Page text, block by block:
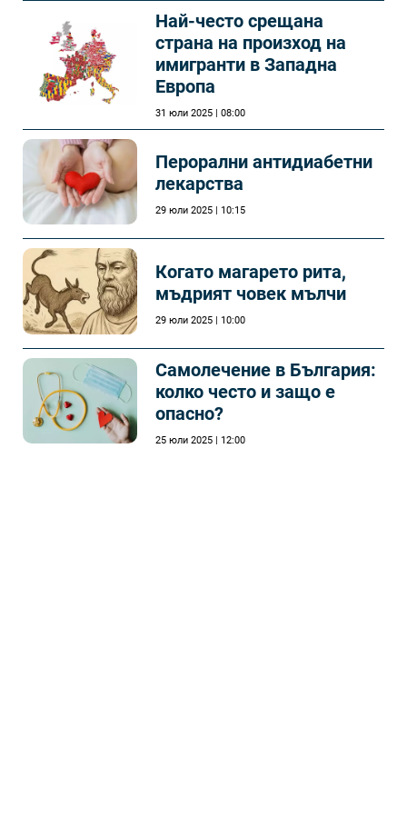
Най-често срещана
страна на произход на
имигранти в Западна
Европа
31 юли 2025 | 08:00
Перорални антидиабетни
лекарства
29 юли 2025 | 10:15
Когато магарето рита,
мъдрият човек мълчи
29 юли 2025 | 10:00
Самолечeние в България:
колко често и защо е
опасно?
25 юли 2025 | 12:00